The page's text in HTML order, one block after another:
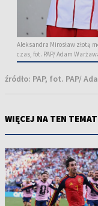
Aleksandra Mirosław złotą
czas, fot. PAP/ Adam
źródło: PAP, fot. PAP/
WIĘCEJ NA TEN TEMAT